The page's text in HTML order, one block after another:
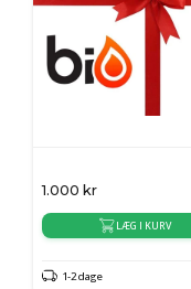
1.000 kr
LÆG I KURV
1-2 dage